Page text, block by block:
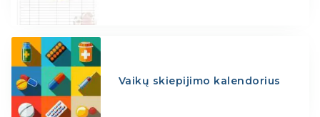
Vaikų skiepijimo kalendorius